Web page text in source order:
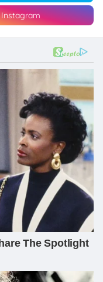
Instagram